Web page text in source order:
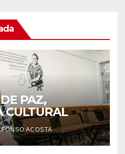
PAZ,
CULTURAL
ACOSTA